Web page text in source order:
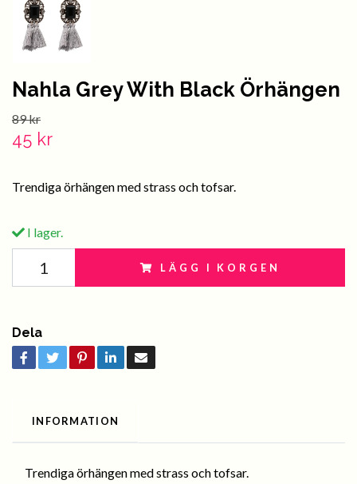
Nahla Grey With Black Örhängen
89 kr
45 kr
Trendiga örhängen med strass och tofsar.
I lager.
LÄGG I KORGEN
Dela
INFORMATION
Trendiga örhängen med strass och tofsar.